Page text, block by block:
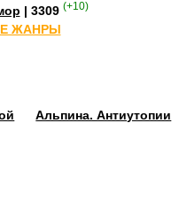
| 3309 (+10)
ЖАНРЫ
Альпина. Антиутопии